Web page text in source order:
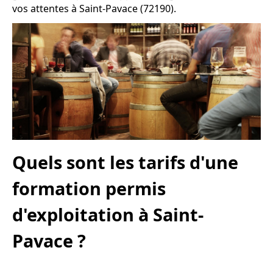
vos attentes à Saint-Pavace (72190).
Quels sont les tarifs d'une
formation permis
d'exploitation à Saint-
Pavace ?